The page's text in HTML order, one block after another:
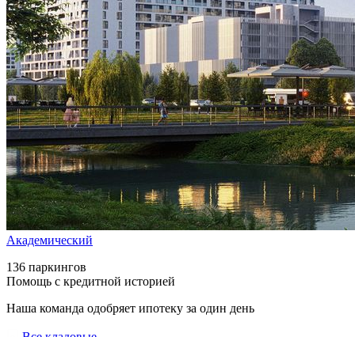
Академический
136 паркингов
Помощь с кредитной историей
Наша команда одобряет ипотеку за один день